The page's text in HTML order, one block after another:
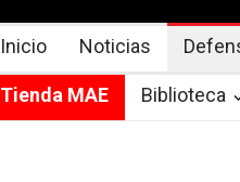
Inicio Noticias
Tienda MAE Biblioteca